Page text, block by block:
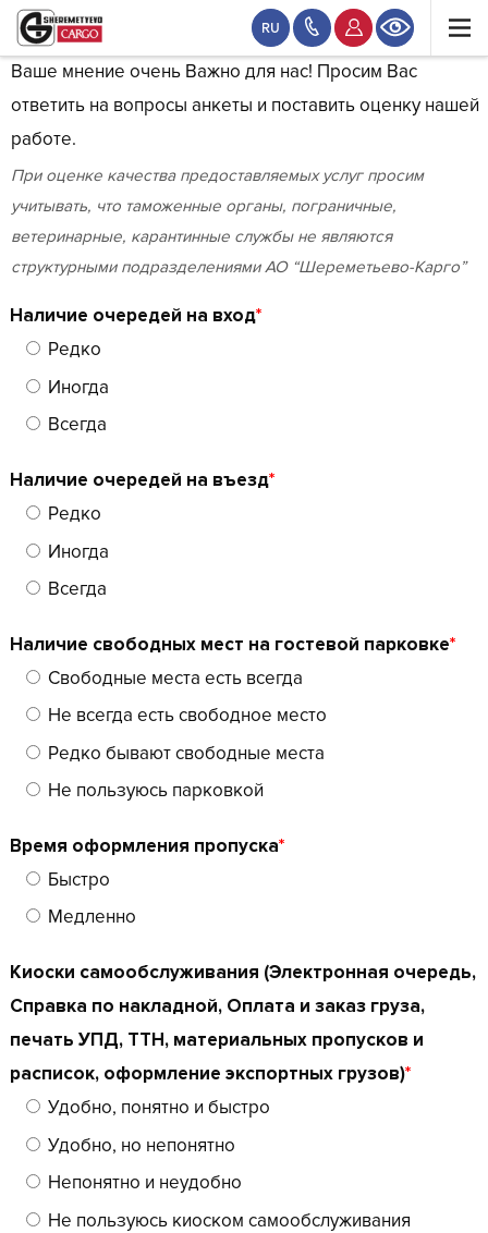
RU
Ваше мнение очень Важно для нас! Просим Вас
ответить на вопросы анкеты и поставить оценку нашей
работе.
При оценке качества предоставляемых услуг просим
учитывать, что таможенные органы, пограничные,
ветеринарные, карантинные службы не являются
структурными подразделениями АО “Шереметьево-Карго”
Наличие очередей на вход*
Редко
Иногда
Всегда
Наличие очередей на въезд*
Редко
Иногда
Всегда
Наличие свободных мест на гостевой парковке*
Свободные места есть всегда
Не всегда есть свободное место
Редко бывают свободные места
Не пользуюсь парковкой
Время оформления пропуска*
Быстро
Медленно
Киоски самообслуживания (Электронная очередь,
Справка по накладной, Оплата и заказ груза,
печать УПД, ТТН, материальных пропусков и
расписок, оформление экспортных грузов)*
Удобно, понятно и быстро
Удобно, но непонятно
Непонятно и неудобно
Не пользуюсь киоском самообслуживания